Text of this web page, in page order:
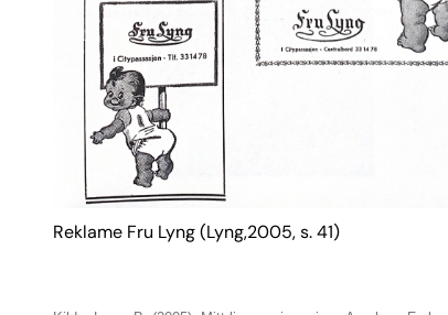
Reklame Fru Lyng (Lyng,2005, s. 41)